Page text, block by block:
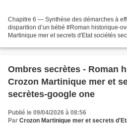
Chapitre 6 — Synthèse des démarches à
disparition d’un bébé #Roman historique-
Martinique mer et secrets d'Etat sociétés
Ombres secrètes - Roman
Crozon Martinique mer et
secrètes-google one
Publié le 09/04/2026 à 08:56
Par Crozon Martinique mer et secrets